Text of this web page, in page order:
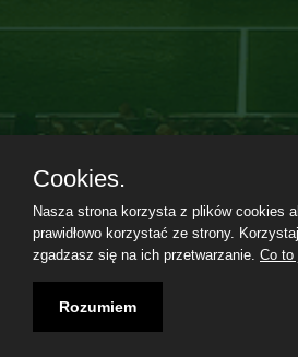
Regulamin Polityka prywatności
Cookies.
Nasza strona korzysta z plików cookies
prawidłowo korzystać ze strony.
zgadzasz się na ich przetwarzanie. Co to
Rozumiem